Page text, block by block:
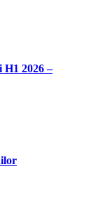
H1 2026 –